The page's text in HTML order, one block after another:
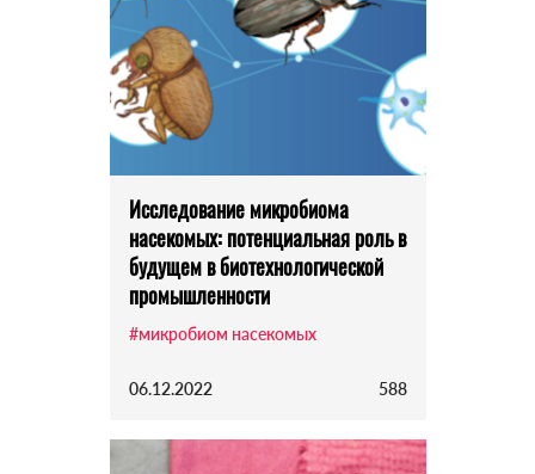
Исследование микробиома
насекомых: потенциальная роль в
будущем в биотехнологической
промышленности
#микробиом насекомых
06.12.2022 588